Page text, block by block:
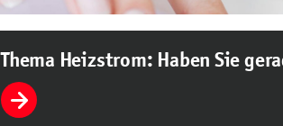
Thema Heizstrom: Haben Sie